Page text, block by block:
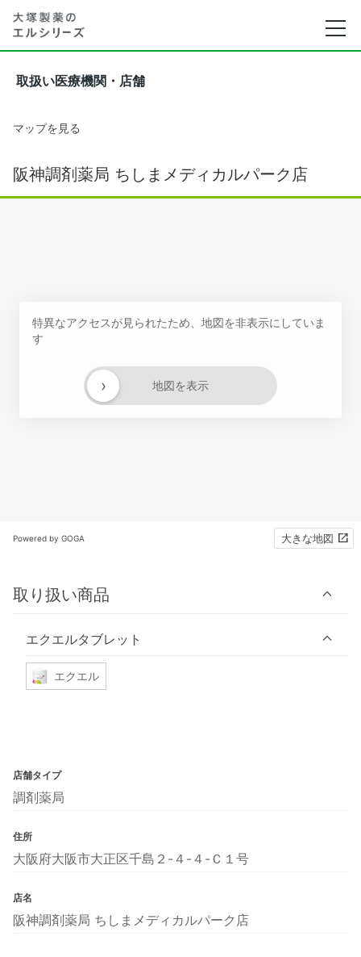
取扱い医療機関・店舗
マップを見る
阪神調剤薬局 ちしまメディカルパーク店
特異なアクセスが見られたため、地図を非表示にしていま
す
地図を表示
›
Powered by GOGA 大きな地図
取り扱い商品
エクエルタブレット
エクエル
店舗タイプ
調剤薬局
住所
大阪府大阪市大正区千島２-４-４-Ｃ１号
店名
阪神調剤薬局 ちしまメディカルパーク店